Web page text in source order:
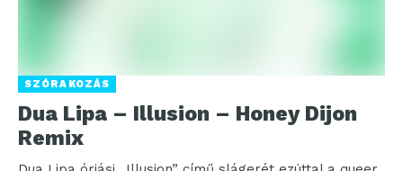
SZÓRAKOZÁS
Dua Lipa – Illusion – Honey Dijon
Remix